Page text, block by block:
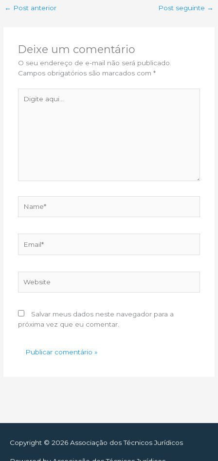
← Post anterior Post seguinte →
Deixe um comentário
O seu endereço de e-mail não será publicado.
Campos obrigatórios são marcados com *
aqui...
Salvar meus dados neste navegador para a
próxima vez que eu comentar.
Copyright © 2026 Associação dos Técnicos Jurídicos